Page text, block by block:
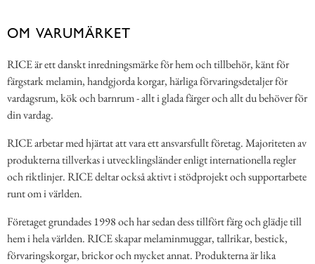
OM VARUMÄRKET
RICE är ett danskt inredningsmärke för hem och tillbehör, känt för
färgstark melamin, handgjorda korgar, härliga förvaringsdetaljer för
vardagsrum, kök och barnrum - allt i glada färger och allt du behöver för
din vardag.
RICE arbetar med hjärtat att vara ett ansvarsfullt företag. Majoriteten av
produkterna tillverkas i utvecklingsländer enligt internationella regler
och riktlinjer. RICE deltar också aktivt i stödprojekt och supportarbete
runt om i världen.
Företaget grundades 1998 och har sedan dess tillfört färg och glädje till
hem i hela världen. RICE skapar melaminmuggar, tallrikar, bestick,
förvaringskorgar, brickor och mycket annat. Produkterna är lika